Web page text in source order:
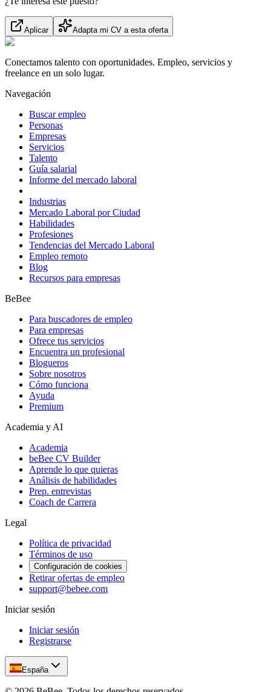
Aplicar Adapta mi CV a esta oferta
Conectamos talento con oportunidades. Empleo, servicios y
freelance en un solo lugar.
Navegación
Buscar empleo
Personas
Empresas
Servicios
Talento
Guía salarial
Informe del mercado laboral
Industrias
Mercado Laboral por Ciudad
Habilidades
Profesiones
Tendencias del Mercado Laboral
Empleo remoto
Blog
Recursos para empresas
BeBee
Para buscadores de empleo
Para empresas
Ofrece tus servicios
Encuentra un profesional
Blogueros
Sobre nosotros
Cómo funciona
Ayuda
Premium
Academia y AI
Academia
beBee CV Builder
Aprende lo que quieras
Análisis de habilidades
Prep. entrevistas
Coach de Carrera
Legal
Política de privacidad
Términos de uso
Configuración de cookies
Retirar ofertas de empleo
support@bebee.com
Iniciar sesión
Iniciar sesión
Registrarse
España